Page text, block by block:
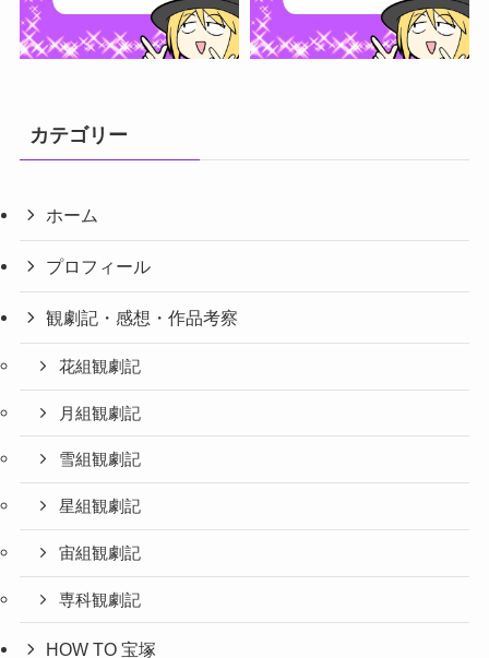
カテゴリー
ホーム
プロフィール
観劇記・感想・作品考察
花組観劇記
月組観劇記
雪組観劇記
星組観劇記
宙組観劇記
専科観劇記
HOW TO 宝塚